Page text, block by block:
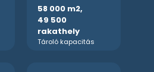
58 000 m2,
49 500
rakathely
Tároló kapacitás
58 000 m2,
rakathely
Tároló kapacitás